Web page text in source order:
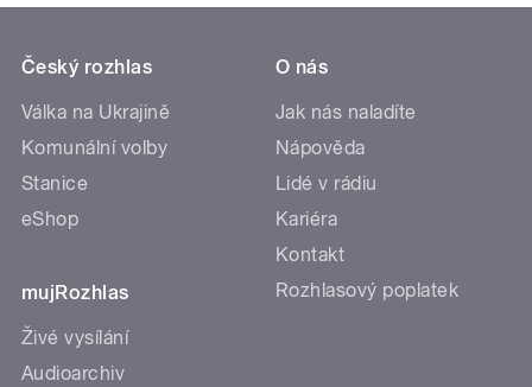
Český rozhlas
Válka na Ukrajině
Komunální volby
Stanice
eShop
mujRozhlas
Živé vysílání
Audioarchiv
O nás
Jak nás naladíte
Nápověda
Lidé v rádiu
Kariéra
Kontakt
Rozhlasový poplatek